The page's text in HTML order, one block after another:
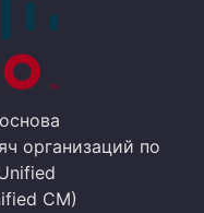
организаций по
CM)